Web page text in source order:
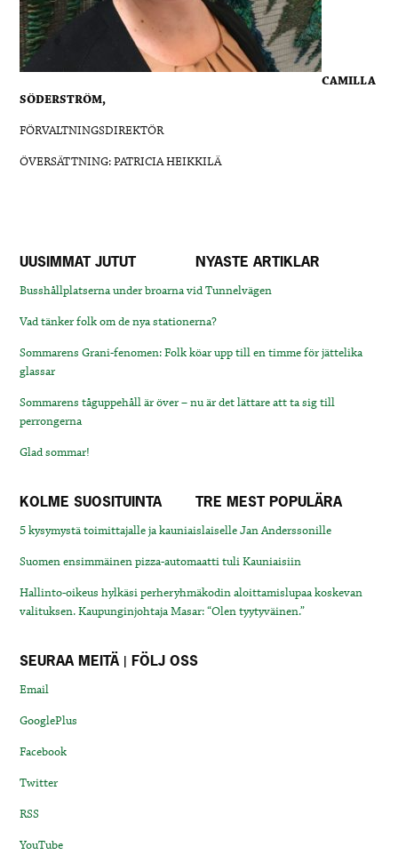
CAMILLA
SÖDERSTRÖM,
FÖRVALTNINGSDIREKTÖR
ÖVERSÄTTNING: PATRICIA HEIKKILÄ
UUSIMMAT JUTUT NYASTE ARTIKLAR
Busshållplatserna under broarna vid Tunnelvägen
Vad tänker folk om de nya stationerna?
Sommarens Grani-fenomen: Folk köar upp till en timme för jättelika
glassar
Sommarens tåguppehåll är över – nu är det lättare att ta sig till
perrongerna
Glad sommar!
KOLME SUOSITUINTA TRE MEST POPULÄRA
5 kysymystä toimittajalle ja kauniaislaiselle Jan Anderssonille
Suomen ensimmäinen pizza-automaatti tuli Kauniaisiin
Hallinto-oikeus hylkäsi perheryhmäkodin aloittamislupaa koskevan
valituksen. Kaupunginjohtaja Masar: “Olen tyytyväinen.”
SEURAA MEITÄ | FÖLJ OSS
Email
GooglePlus
Facebook
Twitter
RSS
YouTube